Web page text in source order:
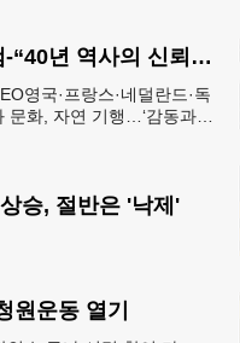
■ 화제의 여행 프로그램-“40년 역사의 신뢰… 서유럽 8개국 13일 대장정”
영국·프랑스·네덜란드·독
문화, 자연 기행…‘감동과
승, 절반은 '낙제'
원운동 열기